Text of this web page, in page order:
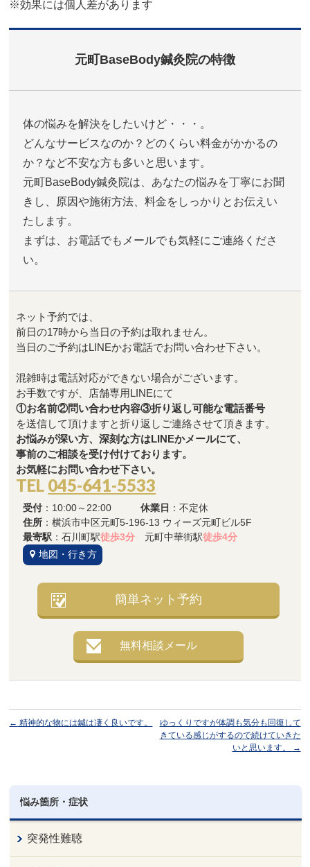
※効果には個人差があります
元町BaseBody鍼灸院の特徴
体の悩みを解決をしたいけど・・・。
どんなサービスなのか？どのくらい料金がかかるの
か？など不安な方も多いと思います。
元町BaseBody鍼灸院は、あなたの悩みを丁寧にお聞
きし、原因や施術方法、料金をしっかりとお伝えい
たします。
まずは、お電話でもメールでも気軽にご連絡くださ
い。
ネット予約では、
前日の17時から当日の予約は取れません。
当日のご予約はLINEかお電話でお問い合わせ下さい。
混雑時は電話対応ができない場合がございます。
お手数ですが、店舗専用LINEにて
①お名前②問い合わせ内容③折り返し可能な電話番号
を送信して頂けますと折り返しご連絡させて頂きます。
お悩みが深い方、深刻な方はLINEかメールにて、
事前のご相談を受け付けております。
お気軽にお問い合わせ下さい。
TEL 045-641-5533
受付 ：10:00～22:00休業日 ：不定休
住所 ：横浜市中区元町5-196-13 ウィーズ元町ビル5F
最寄駅 ：石川町駅徒歩3分 元町中華街駅徒歩4分
地図・行き方
簡単ネット予約
無料相談メール
← 精神的な物には鍼は凄く良いです。
ゆっくりですが体調も気分も回復して
きている感じがするので続けていきた
いと思います。
→
悩み箇所・症状
突発性難聴